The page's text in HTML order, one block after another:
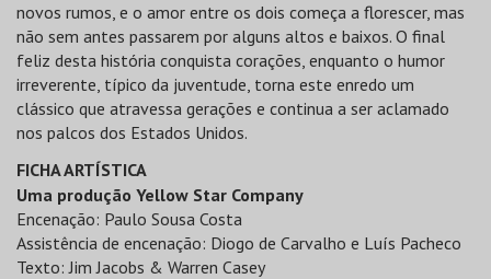
novos rumos, e o amor entre os dois começa a florescer, mas
não sem antes passarem por alguns altos e baixos. O final
feliz desta história conquista corações, enquanto o humor
irreverente, típico da juventude, torna este enredo um
clássico que atravessa gerações e continua a ser aclamado
nos palcos dos Estados Unidos.
FICHA ARTÍSTICA
Uma produção Yellow Star Company
Encenação: Paulo Sousa Costa
Assistência de encenação: Diogo de Carvalho e Luís Pacheco
Texto: Jim Jacobs & Warren Casey